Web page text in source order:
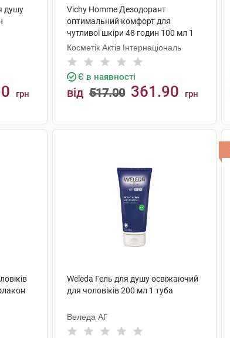
душу
грн
Vichy Homme Дезодорант
оптимальний комфорт для
чутливої шкіри 48 годин 100 мл 1
флакон
Косметік Актів Інтернаціональ
Є в наявності
від 517.00 361.90 грн
Weleda Гель для душу освіжаючий
для чоловіків 200 мл 1 туба
Веледа АГ